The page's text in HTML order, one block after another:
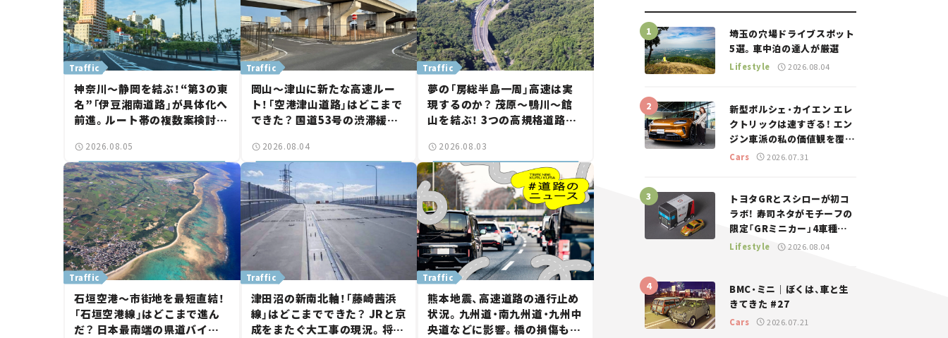
Traffic
神奈川～静岡を結ぶ！“第3の東
名”「伊豆湘南道路」が具体化へ
前進。ルート帯の複数案検討
【いま気になる道路計画】
2026.08.05
Traffic
岡山～津山に新たな高速ルー
ト！「空港津山道路」はどこまで
できた？ 国道53号の渋滞緩和
【いま気になる道路計画】
2026.08.04
Traffic
夢の「房総半島一周」高速は実
現するのか？ 茂原～鴨川～館
山を結ぶ！ 3つの高規格道路計
討進む【いま気になる道路計
画】
2026.08.03
Traffic
石垣空港～市街地を最短直結！
「石垣空港線」はどこまで進ん
だ？ 日本最南端の県道バイパ
Traffic
津田沼の新南北軸！「藤崎茜浜
線」はどこまでできた？ JRと京
成をまたぐ大工事の現況。将来
Traffic
熊本地震、高速道路の通行止め
状況。九州道・南九州道・九州中
央道などに影響。橋の損傷も確
埼玉の穴場ドライブスポット
5選。車中泊の達人が厳選
Lifestyle 2026.08.04
新型ポルシェ・カイエン エレ
クトリックは速すぎる！ エン
ジン車派の私の価値観を覆し
た、新しいポルシェの走り。
Cars 2026.07.31
トヨタGRとスシローが初コ
ラボ！ 寿司ネタがモチーフの
限定「GRミニカー」4車種が
登場。入手方法は？【クルマ
Lifestyle 2026.08.04
BMC・ミニ｜ぼくは、車と生
きてきた #27
Cars 2026.07.21